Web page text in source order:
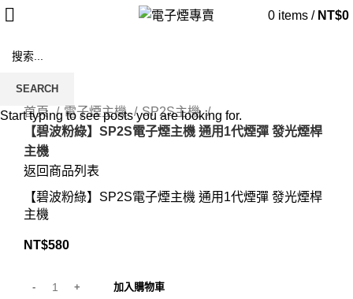
0 items / NT$0
Click to enlarge
首頁
電子煙主機
SP2S主機
【碧波粉綠】SP2S電子煙主機 通用1代煙彈 發光煙桿
主機
返回商品列表
【碧波粉綠】SP2S電子煙主機 通用1代煙彈 發光煙桿
主機
NT$580
加入購物車
SEARCH
Start typing to see posts you are looking for.